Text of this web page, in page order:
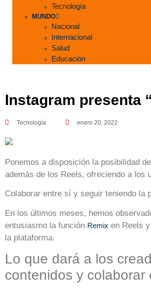
Tecnología
MUNDO
Nacional
Internacional
Salud
Educación
Instagram presenta
Tecnología enero 20, 2022
Ponemos a disposición la posibilidad
además de los Reels, ofreciendo a los
Colaborar entre sí y seguir teniendo la
En los últimos meses, hemos
entusiasmo la función Remix en Reels
la plataforma.
Lo que dará a los
contenidos y colaborar